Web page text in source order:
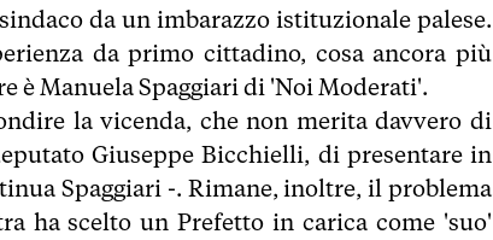
da un imbarazzo istituzionale palese.
da primo cittadino, cosa ancora più
è Manuela Spaggiari di 'Noi Moderati'.
la vicenda, che non merita davvero di
Giuseppe Bicchielli, di presentare in
Spaggiari -. Rimane, inoltre, il problema
ha scelto un Prefetto in carica come 'suo'